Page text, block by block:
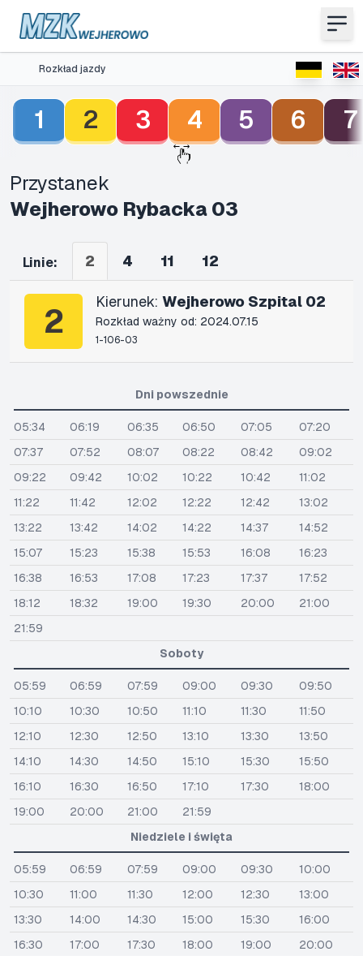
Rozkład jazdy
1 2 3 4 5 6 7
Przystanek
Wejherowo Rybacka 03
Linie: 2 4 11 12
2 Kierunek: Wejherowo Szpital 02
Rozkład ważny od: 2024.07.15
1-106-03
Dni powszednie
05:34 06:19 06:35 06:50 07:05
07:20
07:37
07:52 08:07 08:22 08:42
09:02
09:22
09:42 10:02 10:22 10:42
11:02
11:22
11:42 12:02 12:22 12:42
13:02
13:22
13:42 14:02 14:22 14:37
14:52
15:07
15:23 15:38 15:53 16:08
16:23
16:38
16:53 17:08 17:23 17:37
17:52
18:12
18:32 19:00 19:30 20:00
21:00
21:59
Soboty
05:59 06:59 07:59 09:00 09:30
09:50
10:10
10:30 10:50 11:10 11:30
11:50
12:10
12:30 12:50 13:10 13:30
13:50
14:10
14:30 14:50 15:10 15:30
15:50
16:10
16:30 16:50 17:10 17:30
18:00
19:00
20:00 21:00
21:59
Niedziele i święta
05:59 06:59 07:59 09:00 09:30
10:00
10:30
11:00 11:30 12:00 12:30
13:00
13:30
14:00 14:30 15:00 15:30
16:00
16:30
17:00 17:30 18:00 19:00
20:00